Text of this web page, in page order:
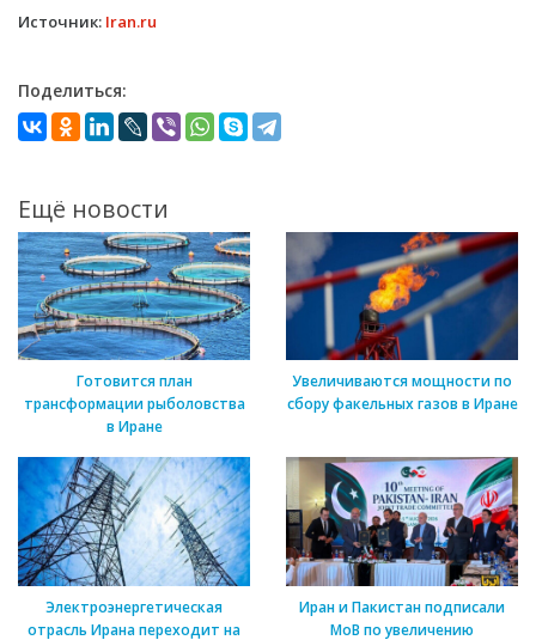
Источник: Iran.ru
Поделиться:
Ещё новости
Готовится план
трансформации рыболовства
в Иране
Увеличиваются мощности по
сбору факельных газов в Иране
Электроэнергетическая
отрасль Ирана переходит на
Иран и Пакистан подписали
МоВ по увеличению